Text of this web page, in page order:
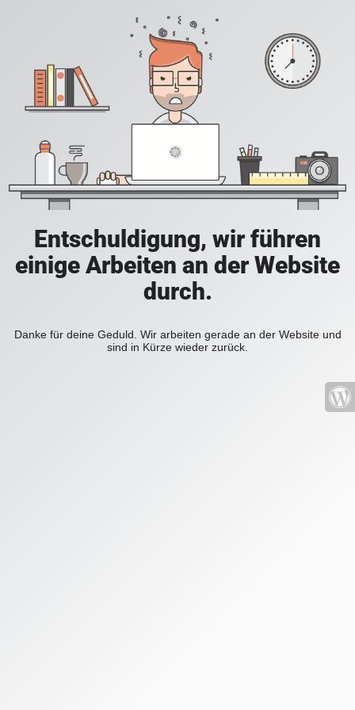
Entschuldigung, wir führen
einige Arbeiten an der Website
durch.
Danke für deine Geduld. Wir arbeiten gerade an der Website und
sind in Kürze wieder zurück.